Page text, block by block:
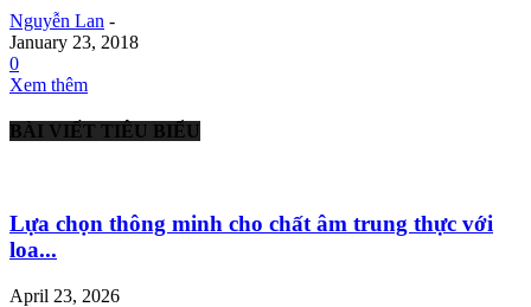
Nguyễn Lan -
January 23, 2018
0
Xem thêm
BÀI VIẾT TIÊU BIỂU
Lựa chọn thông minh cho chất âm trung thực với
loa...
April 23, 2026